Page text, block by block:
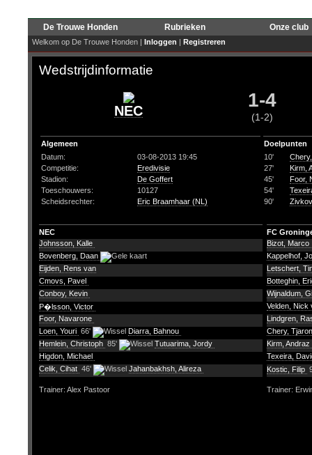
De Trouwe Honden Rubrieken Onze club
Welkom op De Trouwe Honden | Inloggen | Registreren
Wedstrijdinformatie
NEC 1-4
(1-2)
Algemeen
Datum:
03-08-2013 19:45
Competitie:
Eredivisie
Stadion:
De Goffert
Toeschouwers:
10127
Scheidsrechter:
Eric Braamhaar (NL)
Doelpunten
10'
27'
Kirm,
45'
Foor,
54'
90'
NEC
FC
Johnsson, Kalle
Bovenberg, Daan
Eijden, Rens van
Cmovs, Pavel
Conboy, Kevin
P�lsson, Victor
Foor, Navarone
Loen, Youri 66'
Diarra, Bahnou
Hemlein, Christoph 85'
Tutuarima, Jordy
Higdon, Michael
Celik, Cihat 46' Jahanbakhsh, Alireza
Bizot, Marco
Kappelhof,
Letschert,
Botteghin,
Wijnaldum,
Velden, Nick
Lindgren,
Chery,
Kirm, Andraz
Texeira,
Kostic, Filip
Trainer: Alex Pastoor Trainer: